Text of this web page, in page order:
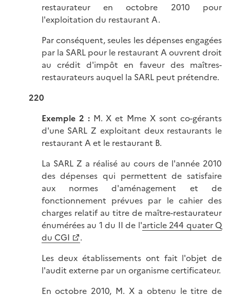
restaurateur en octobre 2010 pour
l'exploitation du restaurant A.
Par conséquent, seules les dépenses engagées
par la SARL pour le restaurant A ouvrent droit
au crédit d'impôt en faveur des maîtres-
restaurateurs auquel la SARL peut prétendre.
220
Exemple 2 : M. X et Mme X sont co-gérants
d'une SARL Z exploitant deux restaurants le
restaurant A et le restaurant B.
La SARL Z a réalisé au cours de l'année 2010
des dépenses qui permettent de satisfaire
aux normes d'aménagement et de
fonctionnement prévues par le cahier des
charges relatif au titre de maître-restaurateur
énumérées au 1 du II de l'article 244 quater Q
du CGI
.
Les deux établissements ont fait l'objet de
l'audit externe par un organisme certificateur.
En octobre 2010, M. X a obtenu le titre de